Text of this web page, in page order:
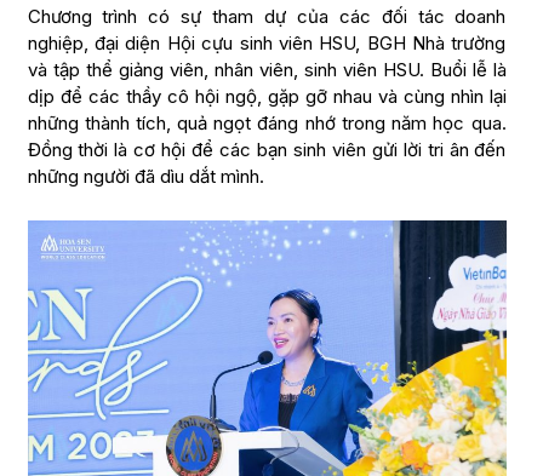
Chương trình có sự tham dự của các đối tác doanh
nghiệp, đại diện Hội cựu sinh viên HSU, BGH Nhà trường
và tập thể giảng viên, nhân viên, sinh viên HSU. Buổi lễ là
dịp để các thầy cô hội ngộ, gặp gỡ nhau và cùng nhìn lại
những thành tích, quả ngọt đáng nhớ trong năm học qua.
Đồng thời là cơ hội để các bạn sinh viên gửi lời tri ân đến
những người đã dìu dắt mình.